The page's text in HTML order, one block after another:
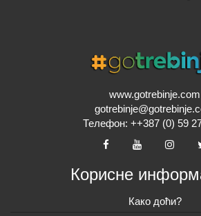
www.gotrebinje.com
Телефон: ++387 (0) 59
Корисне
Како доћи?